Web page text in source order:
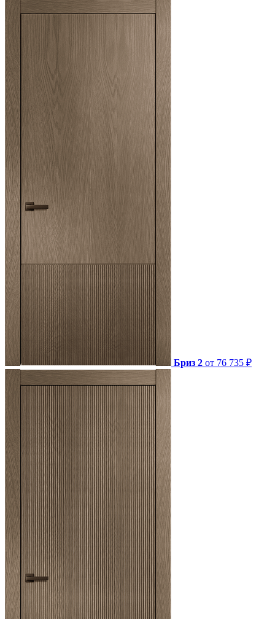
Бриз 2 от 76 735 ₽